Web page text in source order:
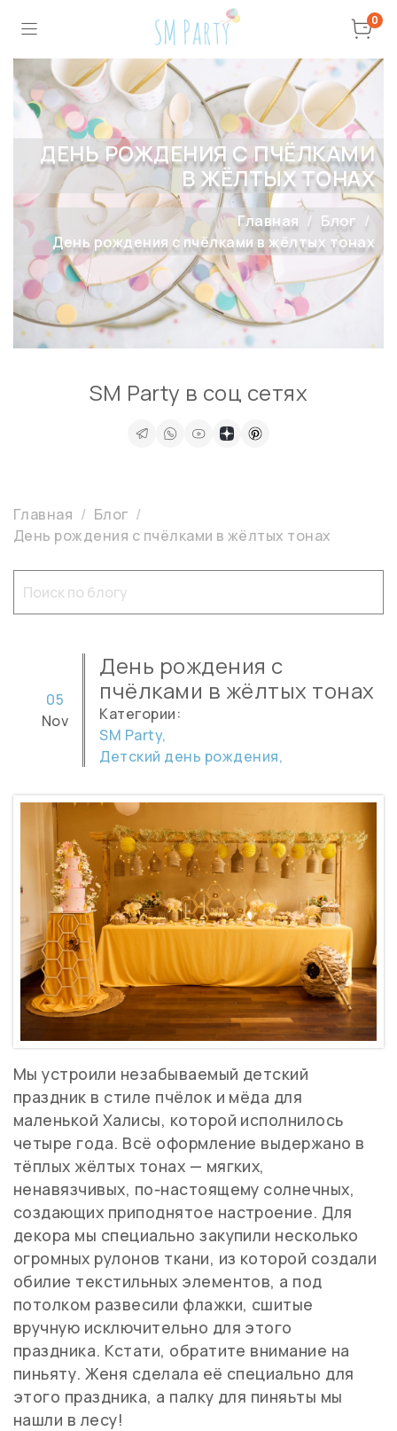
0
ДЕНЬ РОЖДЕНИЯ С ПЧЁЛКАМИ
В ЖЁЛТЫХ ТОНАХ
Главная
Блог
День рождения с пчёлками в жёлтых тонах
Главная
Блог
День рождения с пчёлками в жёлтых тонах
День рождения с
пчёлками в жёлтых тонах
05
Nov
Категории:
SM Party,
Детский день рождения,
Мы устроили незабываемый детский
праздник в стиле пчёлок и мёда для
маленькой Халисы, которой исполнилось
четыре года. Всё оформление выдержано в
тёплых жёлтых тонах — мягких,
ненавязчивых, по‑настоящему солнечных,
создающих приподнятое настроение. Для
декора мы специально закупили несколько
огромных рулонов ткани, из которой создали
обилие текстильных элементов, а под
потолком развесили флажки, сшитые
вручную исключительно для этого
праздника. Кстати, обратите внимание на
пиньяту. Женя сделала её специально для
этого праздника, а палку для пиняьты мы
нашли в лесу!
SM Party в соц сетях